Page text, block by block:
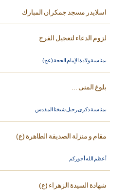
اسلايدر مسجد جمكران المبارك
لزوم الدعاء لتعجيل الفرج
بمناسبة ولادة الإمام الحجة (عج)
بلوغ المنى ...
بمناسبة ذكرى رحيل شيخنا المقدس
مقام و منزلة الصديقة الطاهرة (ع)
أعظم الله أجوركم
شهادة السيدة الزهراء (ع)